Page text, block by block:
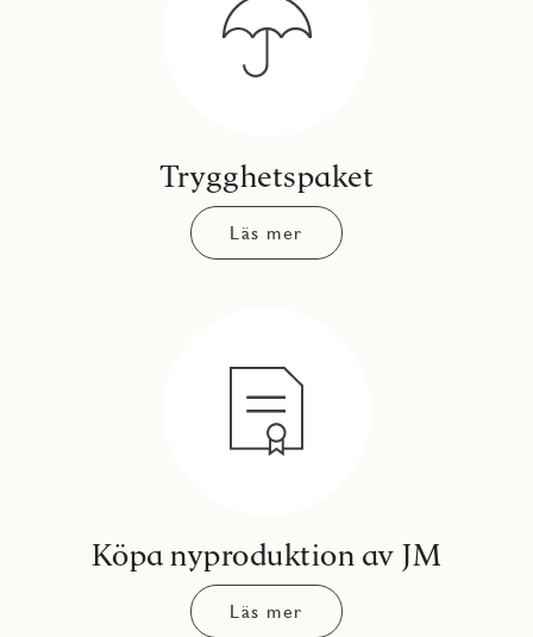
Trygghetspaket
Läs mer
Köpa nyproduktion av JM
Läs mer